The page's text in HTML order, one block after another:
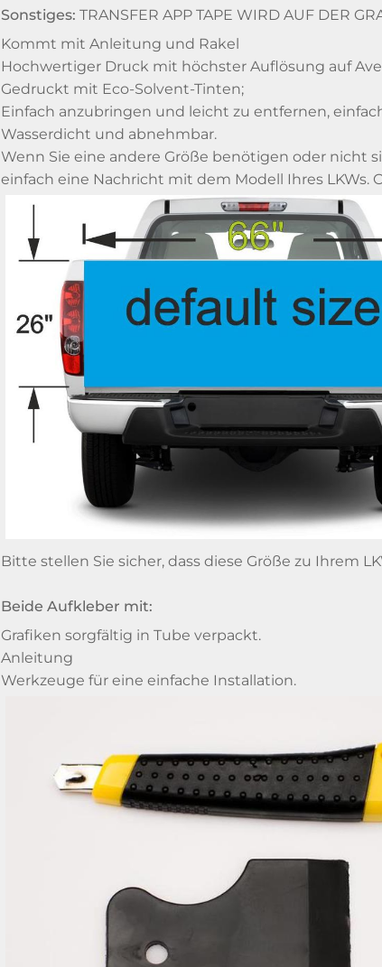
Sonstiges: TRANSFER APP TAPE WIRD AUF DER
Kommt mit Anleitung und Rakel
Hochwertiger Druck mit höchster Auflösung auf
Gedruckt mit Eco-Solvent-Tinten;
Einfach anzubringen und leicht zu entfernen,
Wasserdicht und abnehmbar.
Wenn Sie eine andere Größe benötigen oder nicht
einfach eine Nachricht mit dem Modell Ihres
Bitte stellen Sie sicher, dass diese Größe zu Ihrem
Beide Aufkleber mit:
Grafiken sorgfältig in Tube verpackt.
Anleitung
Werkzeuge für eine einfache Installation.